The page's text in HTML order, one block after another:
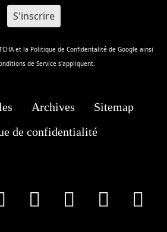
et la Politique de Confidentalité de Google ainsi
de Service s'appliquent.
Archives
Sitemap
de confidentialité
Instagram
Youtube
Tik Tok